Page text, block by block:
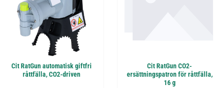
Cit RatGun automatisk giftfri
råttfälla, CO2-driven
Cit RatGun CO2-
ersättningspatron för råttfälla,
16 g